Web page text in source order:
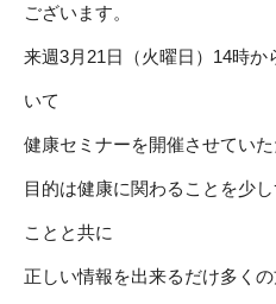
ございます。
来週3月21日（火曜日）14時か
いて
健康セミナーを開催させていた
目的は健康に関わることを少
ことと共に
正しい情報を出来るだけ多くの